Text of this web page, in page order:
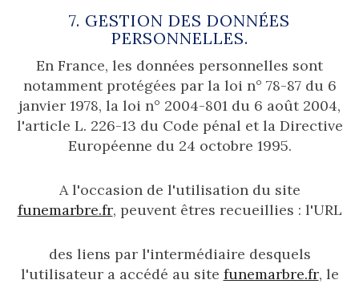
7. GESTION DES DONNÉES
PERSONNELLES.
En France, les données personnelles sont
notamment protégées par la loi n° 78-87 du 6
janvier 1978, la loi n° 2004-801 du 6 août 2004,
l'article L. 226-13 du Code pénal et la Directive
Européenne du 24 octobre 1995.
A l'occasion de l'utilisation du site
funemarbre.fr, peuvent êtres recueillies : l'URL
des liens par l'intermédiaire desquels
l'utilisateur a accédé au site funemarbre.fr, le